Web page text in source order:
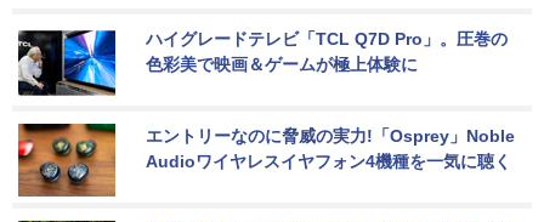
ハイグレードテレビ「TCL Q7D Pro」。圧巻の
色彩美で映画＆ゲームが極上体験に
エントリーなのに脅威の実力!「Osprey」Noble
Audioワイヤレスイヤフォン4機種を一気に聴く